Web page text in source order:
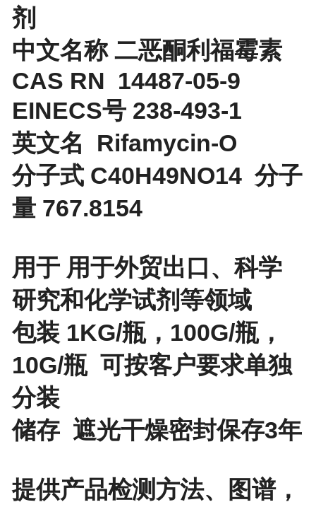
剂
中文名称 二恶酮利福霉素
CAS RN 14487-05-9
EINECS号 238-493-1
英文名 Rifamycin-O
分子式 C40H49NO14 分子
量 767.8154
用于 用于外贸出口、科学
研究和化学试剂等领域
包装 1KG/瓶，100G/瓶，
10G/瓶 可按客户要求单独
分装
储存 遮光干燥密封保存3年
提供产品检测方法、图谱，